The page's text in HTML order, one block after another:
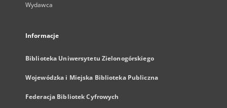
Wydawca
Informacje
Biblioteka Uniwersytetu Zielonogórskiego
Wojewódzka i Miejska Biblioteka Publiczna
Federacja Bibliotek Cyfrowych